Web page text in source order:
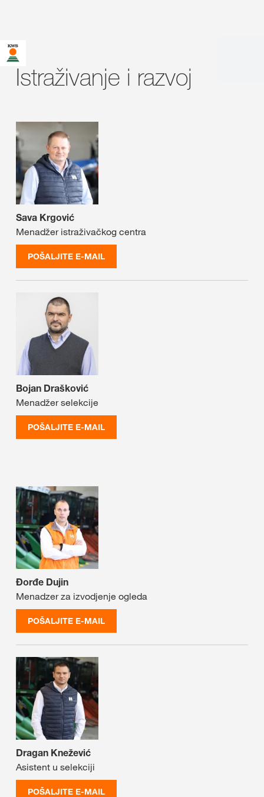
Istraživanje i razvoj
Sava Krgović
Menadžer istraživačkog centra
POŠALJITE E-MAIL
Bojan Drašković
Menadžer selekcije
POŠALJITE E-MAIL
Đorđe Dujin
Menadzer za izvodjenje ogleda
POŠALJITE E-MAIL
Dragan Knežević
Asistent u selekciji
POŠALJITE E-MAIL